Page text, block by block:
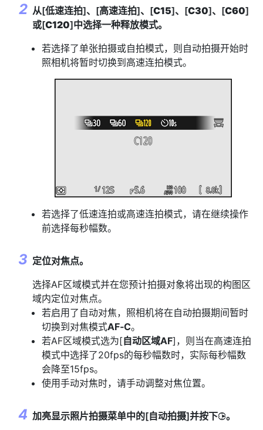
从[低速连拍]、[高速连拍]、[C15]、[C30]、[C60]
或[C120]中选择一种释放模式。
若选择了单张拍摄或自拍模式，则自动拍摄开始时
照相机将暂时切换到高速连拍模式。
若选择了低速连拍或高速连拍模式，请在继续操作
前选择每秒幅数。
定位对焦点。
选择AF区域模式并在您预计拍摄对象将出现的构图区
域内定位对焦点。
若启用了自动对焦，照相机将在自动拍摄期间暂时
切换到对焦模式AF‑C。
若AF区域模式选为[自动区域AF]，则当在高速连拍
模式中选择了20fps的每秒幅数时，实际每秒幅数
会降至15fps。
使用手动对焦时，请手动调整对焦位置。
加亮显示照片拍摄菜单中的[自动拍摄]并按下2。